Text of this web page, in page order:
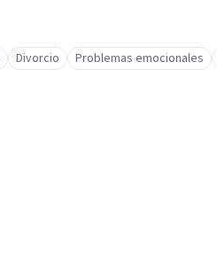
Divorcio Problemas emocionales